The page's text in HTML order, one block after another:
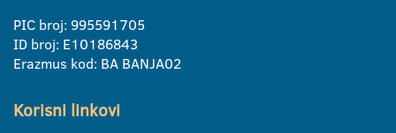
PIC broj: 995591705
ID broj: E10186843
Erazmus kod: BA BANJA02
Korisni linkovi